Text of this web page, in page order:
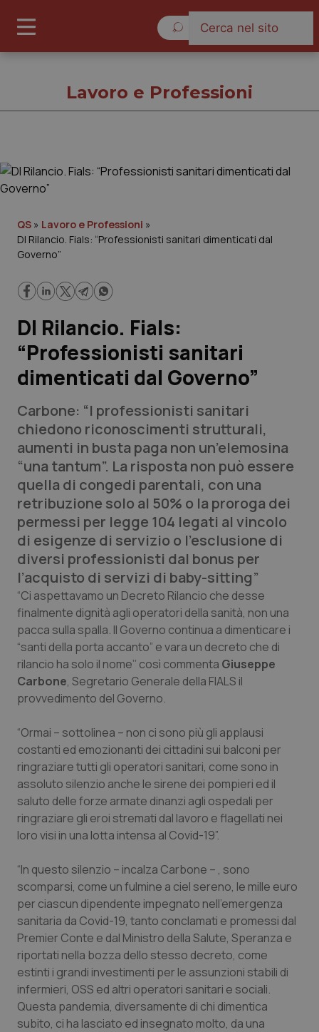
Governo e Parlamento
Regioni e Asl
Lavoro e Professioni
Scienza e Farmaci
Studi e Analisi
Lettere al direttore
Edizioni Regionali
QS Pro
Professionisti Sanitari.AI
Abruzzo
Basilicata
Calabria
Campania
Emilia-Romagna
Friuli Venezia Giulia
Lazio
Liguria
Lombardia
Marche
Molise
Piemonte
Provincia Autonoma di Bolzano
QS Pro Gold
Artrite & artrosi
Asma & BPCO
Car-T
Colesterolo & coronaropatie
Dermatite Atopica
Diabete & glucometri
Disturbi dell’umore
Dolore
Donna & Salute
Epatiti
HIV
Infezioni & Febbre
QS Club Newsletter
Lavoro e Professioni
QS » Lavoro e Professioni »
Dl Rilancio. Fials: “Professionisti sanitari dimenticati dal
Governo”
Dl Rilancio. Fials:
“Professionisti sanitari
dimenticati dal Governo”
Carbone: “I professionisti sanitari
chiedono riconoscimenti strutturali,
aumenti in busta paga non un’elemosina
“una tantum”. La risposta non può essere
quella di congedi parentali, con una
retribuzione solo al 50% o la proroga dei
permessi per legge 104 legati al vincolo
di esigenze di servizio o l’esclusione di
diversi professionisti dal bonus per
l’acquisto di servizi di baby-sitting”
“Ci aspettavamo un Decreto Rilancio che desse
finalmente dignità agli operatori della sanità, non una
pacca sulla spalla. Il Governo continua a dimenticare i
“santi della porta accanto” e vara un decreto che di
rilancio ha solo il nome’’ così commenta Giuseppe
Carbone, Segretario Generale della FIALS il
provvedimento del Governo.
“Ormai – sottolinea – non ci sono più gli applausi
costanti ed emozionanti dei cittadini sui balconi per
ringraziare tutti gli operatori sanitari, come sono in
assoluto silenzio anche le sirene dei pompieri ed il
saluto delle forze armate dinanzi agli ospedali per
ringraziare gli eroi stremati dal lavoro e flagellati nei
loro visi in una lotta intensa al Covid-19”.
“In questo silenzio – incalza Carbone – , sono
scomparsi, come un fulmine a ciel sereno, le mille euro
per ciascun dipendente impegnato nell’emergenza
sanitaria da Covid-19, tanto conclamati e promessi dal
Premier Conte e dal Ministro della Salute, Speranza e
riportati nella bozza dello stesso decreto, come
estinti i grandi investimenti per le assunzioni stabili di
infermieri, OSS ed altri operatori sanitari e sociali.
Questa pandemia, diversamente di chi dimentica
subito, ci ha lasciato ed insegnato molto, da una